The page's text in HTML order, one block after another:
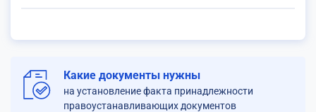
Какие документы нужны
на установление факта принадлежности
правоустанавливающих документов